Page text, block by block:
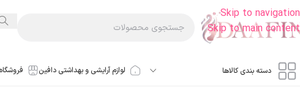
Skip to navigation
Skip to main content
دسته بندی کالاها لوازم آرایشی و بهداشتی دافین فروشگاه